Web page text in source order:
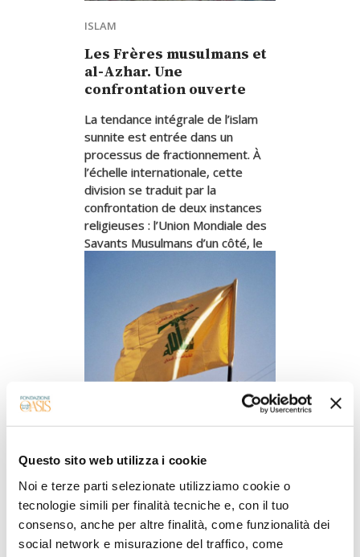
Questo sito web utilizza i cookie
Noi e terze parti selezionate utilizziamo cookie o
tecnologie simili per finalità tecniche e, con il tuo
consenso, anche per altre finalità, come funzionalità dei
social network e misurazione del traffico, come
ISLAM
Les Frères musulmans et
al-Azhar. Une
confrontation ouverte
La tendance intégrale de l’islam
sunnite est entrée dans un
processus de fractionnement. À
l’échelle internationale, cette
division se traduit par la
confrontation de deux instances
religieuses : l’Union Mondiale des
Savants Musulmans d’un côté, le
Dominique Avon
La victoire militaire ou…
la mort glorieuse
Deuxième partie de l’analyse des
principes fondateurs du
mouvement Hezbollah, qui, depuis